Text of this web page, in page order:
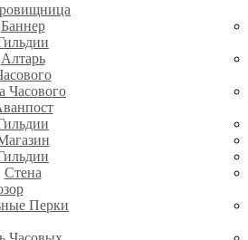
Баннер
Алтарь
Часового
Стена
Перки